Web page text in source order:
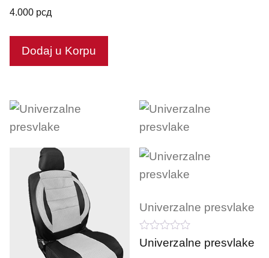
4.000 рсд
Dodaj u Korpu
Univerzalne presvlake
0
o
Univerzalne presvlake